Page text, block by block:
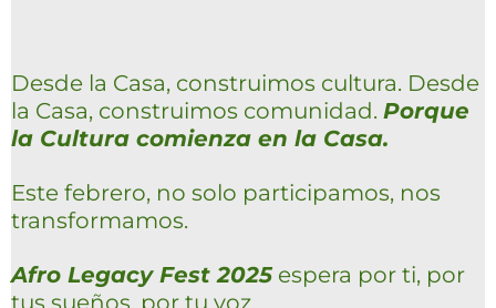
Desde la Casa, construimos cultura. Desde
la Casa, construimos comunidad. Porque
la Cultura comienza en la Casa.
Este febrero, no solo participamos, nos
transformamos.
Afro Legacy Fest 2025 espera por ti, por
tus sueños, por tu voz.